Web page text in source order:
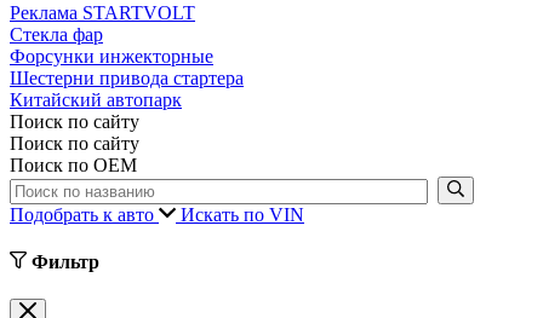
Реклама STARTVOLT
Стекла фар
Форсунки инжекторные
Шестерни привода стартера
Китайский автопарк
Поиск по сайту
Поиск по сайту
Поиск по ОЕМ
Подобрать к авто Искать по VIN
Фильтр